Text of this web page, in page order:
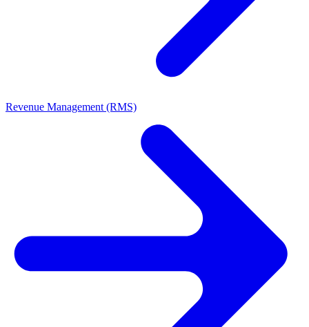
Revenue Management (RMS)